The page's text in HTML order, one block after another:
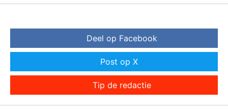
Deel op Facebook
Post op X
Tip de redactie